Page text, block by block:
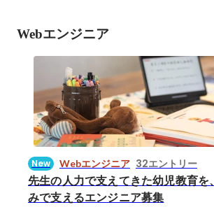
Webエンジニア
New Webエンジニア 32エントリー
先生の人力で支えてきた幼児教育を
みで支えるエンジニア募集